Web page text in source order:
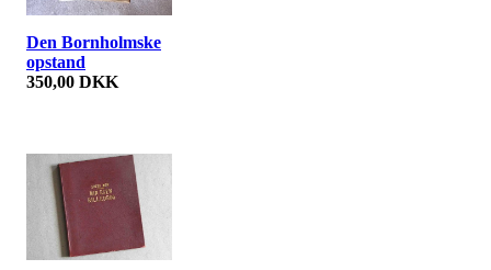
Den Bornholmske
opstand
350,00 DKK